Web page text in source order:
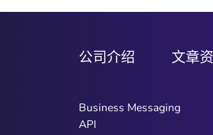
of
公司介绍 文章
Business Messaging
API